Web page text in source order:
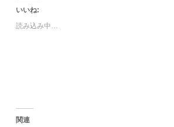
Twitter
共
いいね:
読み込み中…
関連